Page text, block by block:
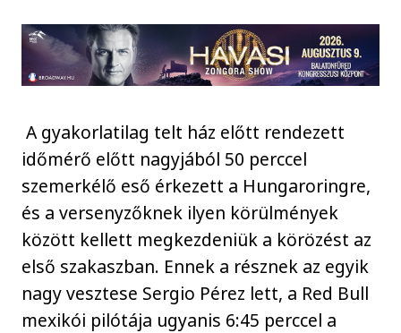
A gyakorlatilag telt ház előtt rendezett
időmérő előtt nagyjából 50 perccel
szemerkélő eső érkezett a Hungaroringre,
és a versenyzőknek ilyen körülmények
között kellett megkezdeniük a körözést az
első szakaszban. Ennek a résznek az egyik
nagy vesztese Sergio Pérez lett, a Red Bull
mexikói pilótája ugyanis 6:45 perccel a